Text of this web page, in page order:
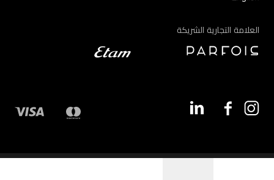
العلامة التجارية الشريكة